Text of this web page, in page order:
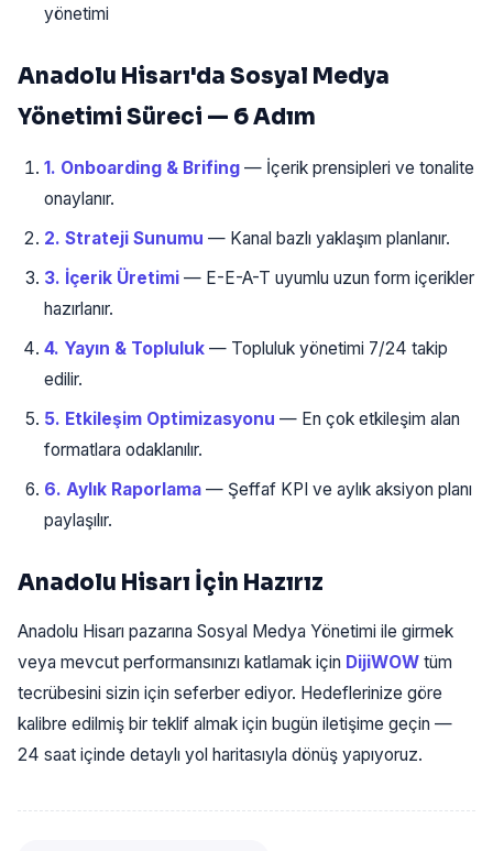
yönetimi
Anadolu Hisarı'da Sosyal Medya
Yönetimi Süreci — 6 Adım
1. Onboarding & Brifing — İçerik prensipleri ve tonalite
onaylanır.
2. Strateji Sunumu — Kanal bazlı yaklaşım planlanır.
3. İçerik Üretimi — E-E-A-T uyumlu uzun form içerikler
hazırlanır.
4. Yayın & Topluluk — Topluluk yönetimi 7/24 takip
edilir.
5. Etkileşim Optimizasyonu — En çok etkileşim alan
formatlara odaklanılır.
6. Aylık Raporlama — Şeffaf KPI ve aylık aksiyon planı
paylaşılır.
Anadolu Hisarı İçin Hazırız
Anadolu Hisarı pazarına Sosyal Medya Yönetimi ile girmek
veya mevcut performansınızı katlamak için DijiWOW tüm
tecrübesini sizin için seferber ediyor. Hedeflerinize göre
kalibre edilmiş bir teklif almak için bugün iletişime geçin —
24 saat içinde detaylı yol haritasıyla dönüş yapıyoruz.